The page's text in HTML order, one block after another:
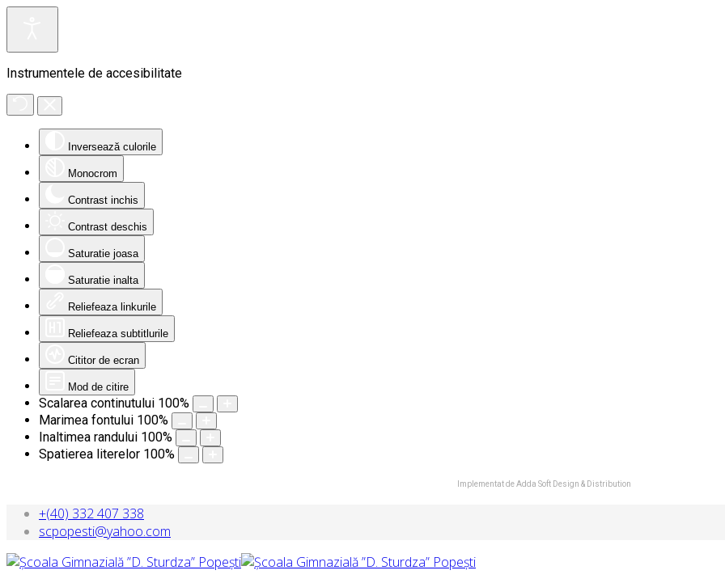
Instrumentele de accesibilitate
Inversează culorile
Monocrom
Contrast inchis
Contrast deschis
Saturatie joasa
Saturatie inalta
Reliefeaza linkurile
Reliefeaza subtitlurile
Cititor de ecran
Mod de citire
Scalarea continutului 100%
Marimea fontului 100%
Inaltimea randului 100%
Spatierea literelor 100%
Implementat deAdda Soft Design & Distribution
+(40) 332 407 338
scpopesti@yahoo.com